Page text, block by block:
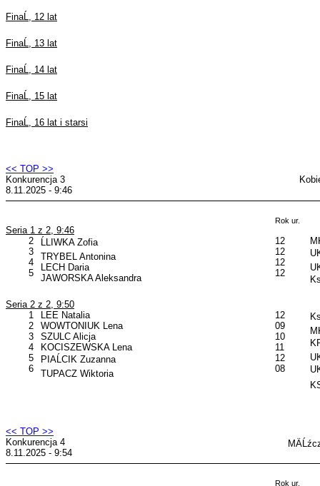
FinaĹ, 12 lat
FinaĹ, 13 lat
FinaĹ, 14 lat
FinaĹ, 15 lat
FinaĹ, 16 lat i starsi
<< TOP >>
Konkurencja 3
8.11.2025 - 9:46
Rok ur.
Seria 1 z 2, 9:46
2
3
4
5
ĹLIWKA Zofia
TRYBEL Antonina
LECH Daria
JAWORSKA Aleksandra
12
12
12
12
Seria 2 z 2, 9:50
1
2
3
4
5
6
LEE Natalia
WOWTONIUK Lena
SZULC Alicja
KOCISZEWSKA Lena
PIAĹCIK Zuzanna
TUPACZ Wiktoria
12
09
10
11
12
08
<< TOP >>
Konkurencja 4
8.11.2025 - 9:54
Rok ur.